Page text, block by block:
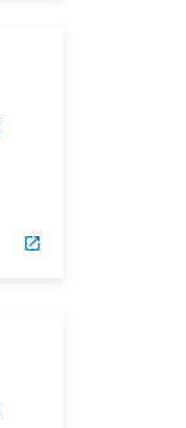
open_in_new